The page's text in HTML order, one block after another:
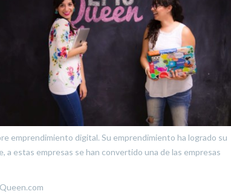
emprendimiento digital. Su emprendimiento ha logrado su
estas empresas se han convertido una de las empresas